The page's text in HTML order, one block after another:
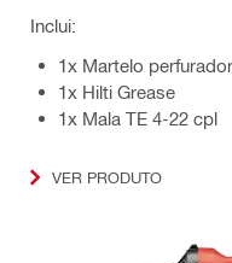
Inclui:
1x Martelo
1x Hilti Grease
1x Mala TE 4-22 cpl
VER PRODUTO